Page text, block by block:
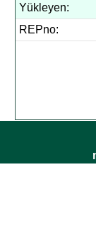
Yükleyen:
REPno: